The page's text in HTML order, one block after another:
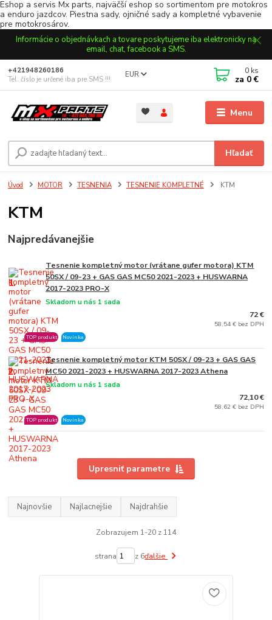
Eshop a servis Mx parts, najväčší eshop so sortimentom pre motokros
a enduro jazdcov. Piestna sady, ojničné sady a kompletné vybavenie
pre motokrosárov.
Informácie o objednávkach a tovare poskytujeme iba elektronicky na
email, chat, facebook a SMS.
Menu
EUR
Hľadať
+421948260186
Tel. číslo je určené iba pre SMS !!!
0 ks
za 0 €
Úvod MOTOR TESNENIA TESNENIE KOMPLETNÉ KTM
KTM
Najpredávanejšie
1.
Tesnenie kompletný motor (vrátane gufer motora) KTM
50SX / 09-23 + GAS GAS MC50 2021-2023 + HUSWARNA
2017-2023 PRO-X
Skladom u nás 1 sada
TOP produkt Novinka
72 €
58,54 € bez DPH
2.
Tesnenie kompletný motor KTM 50SX / 09-23 + GAS GAS
MC50 2021-2023 + HUSWARNA 2017-2023 Athena
Skladom u nás 1 sada
TOP produkt Novinka
72,10 €
58,62 € bez DPH
Upresniť parametre
Najnovšie Najlacnejšie Najdrahšie
Zobrazujem 1-20 z 114
strana z 6ďalšie